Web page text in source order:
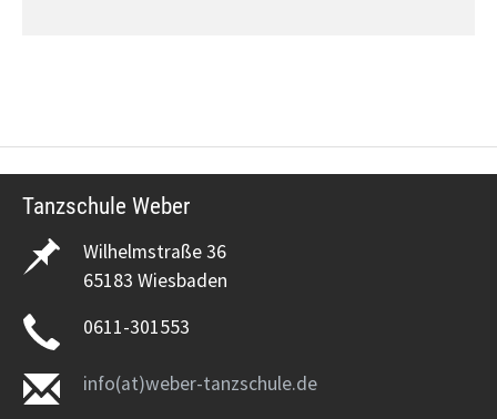
Tanzschule Weber
Wilhelmstraße 36
65183 Wiesbaden
0611-301553
info(at)weber-tanzschule.de